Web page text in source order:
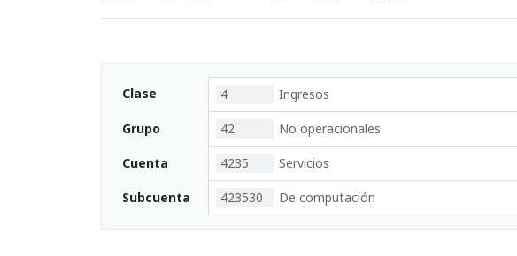
Clase 4 Ingresos
Grupo 42 No operacionales
Cuenta 4235 Servicios
Subcuenta 423530 De computación